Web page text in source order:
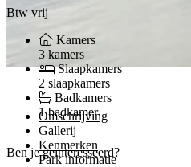
Btw vrij
Kamers
3 kamers
Slaapkamers
2 slaapkamers
Badkamers
1 badkamer
Ben je geïnteresseerd?
Omschrijving
Gallerij
Kenmerken
Park informatie